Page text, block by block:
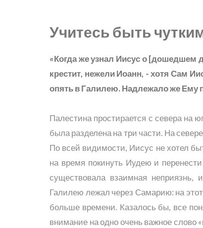
Учитесь быть
«Когда же узнал Иисус о [дошедшем
крестит, нежели Иоанн, - хотя Сам
опять в Галилею. Надлежало же Ему
Палестина простирается с севера на
была разделена на три части. На
По всей видимости, Иисус не хотел
на время покинуть Иудею и
существовала взаимная
Галилею лежал через Самарию: на
больше времени. Казалось бы, все
внимание на одно очень важное слово